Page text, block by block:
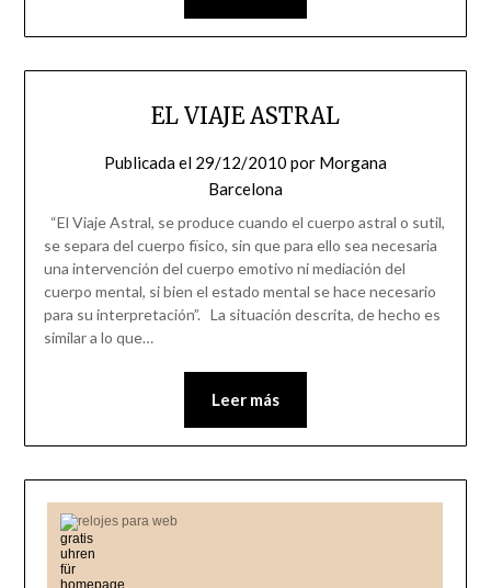
EL VIAJE ASTRAL
Publicada el 29/12/2010 por Morgana
Barcelona
“El Viaje Astral, se produce cuando el cuerpo astral o sutil,
se separa del cuerpo fïsico, sin que para ello sea necesaria
una intervención del cuerpo emotivo ni mediación del
cuerpo mental, si bien el estado mental se hace necesario
para su interpretación”. La situación descrita, de hecho es
similar a lo que…
Leer más
relojes para web